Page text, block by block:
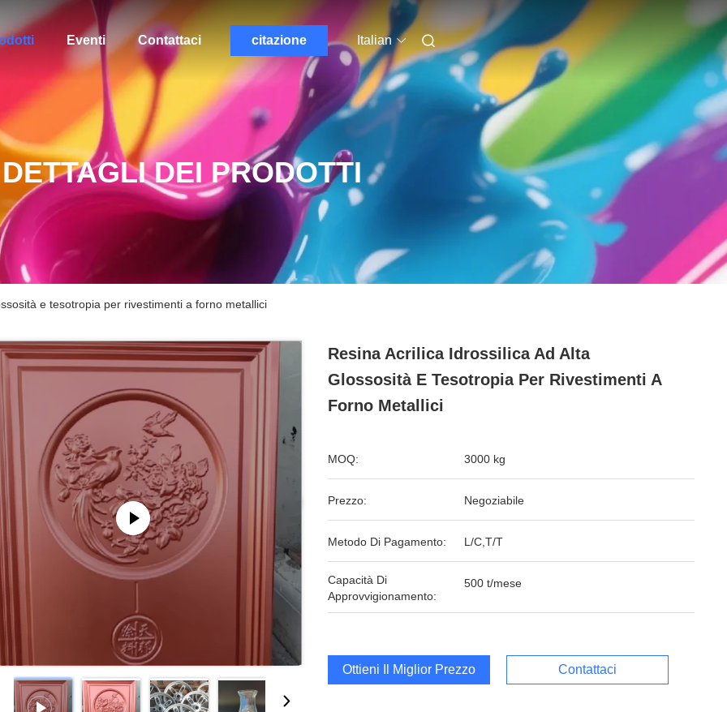
Eventi Contattaci citazione Italian
DETTAGLI DEI PRODOTTI
e tesotropia per rivestimenti a forno metallici
Resina Acrilica Idrossilica Ad Alta
Glossosità E Tesotropia Per Rivestimenti A
Forno Metallici
MOQ: 3000 kg
Prezzo: Negoziabile
Metodo Di Pagamento: L/C,T/T
Capacità Di
Approvvigionamento:
500 t/mese
Ottieni Il Miglior Prezzo Contattaci